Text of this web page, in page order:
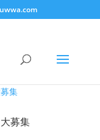
募集